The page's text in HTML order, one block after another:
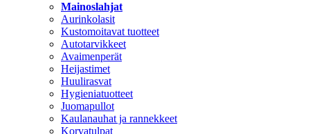
Mainoslahjat
Aurinkolasit
Kustomoitavat tuotteet
Autotarvikkeet
Avaimenperät
Heijastimet
Huulirasvat
Hygieniatuotteet
Juomapullot
Kaulanauhat ja rannekkeet
Korvatulpat